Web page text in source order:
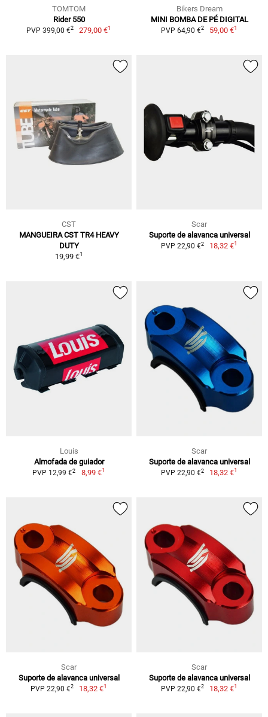
TOMTOM
Rider 550
PVP 399,00 €2 279,00 €1
Bikers Dream
MINI BOMBA DE PÉ DIGITAL
PVP 64,90 €2 59,00 €1
CST
MANGUEIRA CST TR4 HEAVY
DUTY
19,99 €1
Scar
Suporte de alavanca universal
PVP 22,90 €2 18,32 €1
Louis
Almofada de guiador
PVP 12,99 €2 8,99 €1
Scar
Suporte de alavanca universal
PVP 22,90 €2 18,32 €1
Scar
Suporte de alavanca universal
PVP 22,90 €2 18,32 €1
Scar
Suporte de alavanca universal
PVP 22,90 €2 18,32 €1